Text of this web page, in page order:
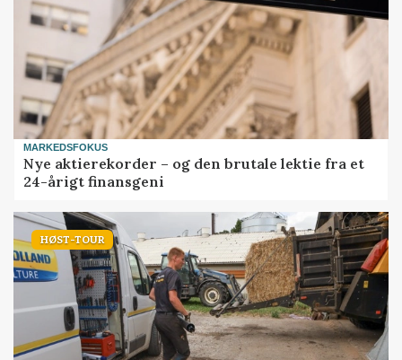
MARKEDSFOKUS
Nye aktierekorder – og den brutale lektie fra et
24-årigt finansgeni
HØST-TOUR